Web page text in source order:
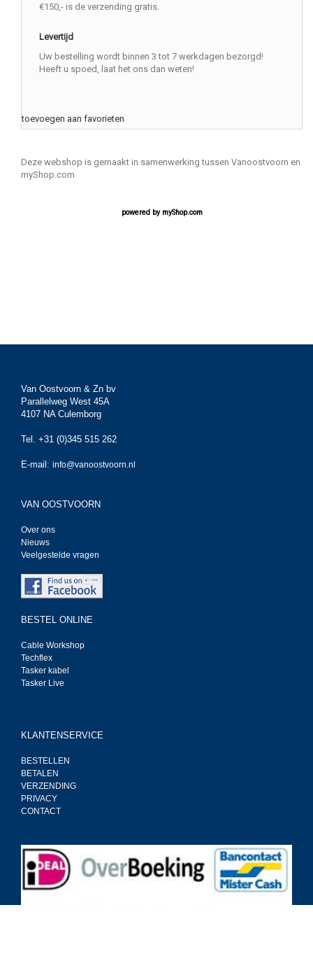
€150,- is de verzending gratis.
Levertijd
Uw bestelling wordt binnen 3 tot 7 werkdagen bezorgd!
Heeft u spoed, laat het ons dan weten!
toevoegen aan favorieten
Deze webshop is gemaakt in samenwerking tussen Vanoostvoorn en
myShop.com
powered by myShop.com
Van Oostvoorn & Zn bv
Parallelweg West 45A
4107 NA Culemborg
Tel. +31 (0)345 515 262
E-mail: info@vanoostvoorn.nl
VAN OOSTVOORN
Over ons
Nieuws
Veelgestelde vragen
BESTEL ONLINE
Cable Workshop
Techflex
Tasker kabel
Tasker Live
KLANTENSERVICE
BESTELLEN
BETALEN
VERZENDING
PRIVACY
CONTACT